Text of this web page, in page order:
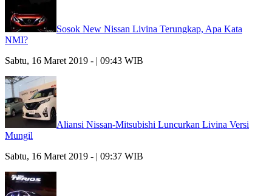
Sosok New Nissan Livina Terungkap, Apa Kata
NMI?
Sabtu, 16 Maret 2019 - | 09:43 WIB
Aliansi Nissan-Mitsubishi Luncurkan Livina Versi
Mungil
Sabtu, 16 Maret 2019 - | 09:37 WIB